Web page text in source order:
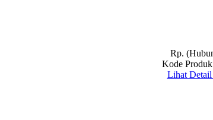
Rp.
Kode
Lihat